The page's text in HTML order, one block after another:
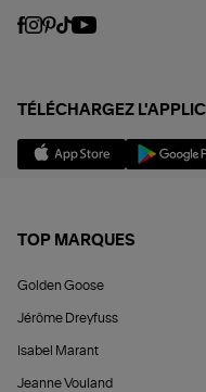
TÉLÉCHARGEZ
TOP MARQUES
Golden Goose
Jérôme Dreyfuss
Isabel Marant
Jeanne Vouland